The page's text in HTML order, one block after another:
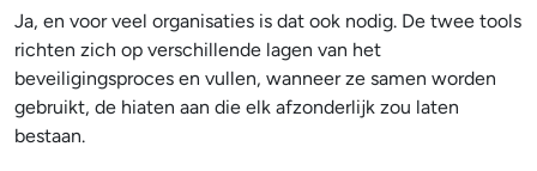
Ja, en voor veel organisaties is dat ook nodig. De twee tools
richten zich op verschillende lagen van het
beveiligingsproces en vullen, wanneer ze samen worden
gebruikt, de hiaten aan die elk afzonderlijk zou laten
bestaan.